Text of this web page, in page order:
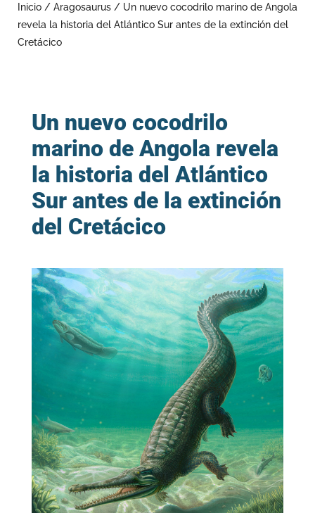
Angola revela la historia
del Atlántico Sur antes de
Inicio / Aragosaurus / Un nuevo cocodrilo marino de Angola
revela la historia del Atlántico Sur antes de la extinción del
Cretácico
Un nuevo cocodrilo
marino de Angola revela
la historia del Atlántico
Sur antes de la extinción
del Cretácico